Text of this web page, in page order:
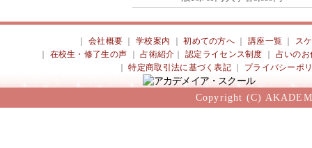
会社概要 ｜学校案内 ｜初めての方へ 講座一覧
ス
在校生・修了生の声 ｜占術紹介 ｜認定ライセンス制度
占いのお
｜特定商取引法に基づく表記 プライバシーポ
Copyright (C)